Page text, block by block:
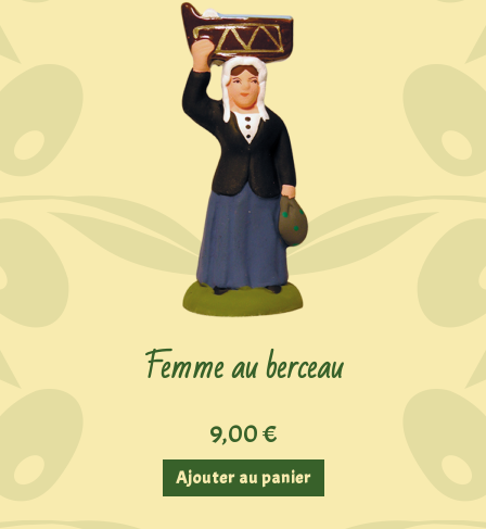
Femme au berceau
9,00€
Ajouter au panier